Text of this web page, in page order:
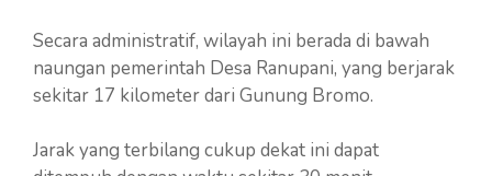
Secara administratif, wilayah ini berada di bawah
naungan pemerintah Desa Ranupani, yang berjarak
sekitar 17 kilometer dari Gunung Bromo.
Jarak yang terbilang cukup dekat ini dapat